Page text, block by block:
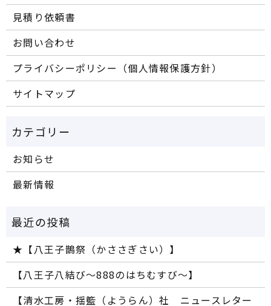
見積り依頼書
お問い合わせ
プライバシーポリシー（個人情報保護方針）
サイトマップ
お知らせ
最新情報
★【八王子鵲祭（かささぎさい）】
【八王子八結び～888のはちむすび～】
【清水工房・揺籃（ようらん）社 ニュースレター